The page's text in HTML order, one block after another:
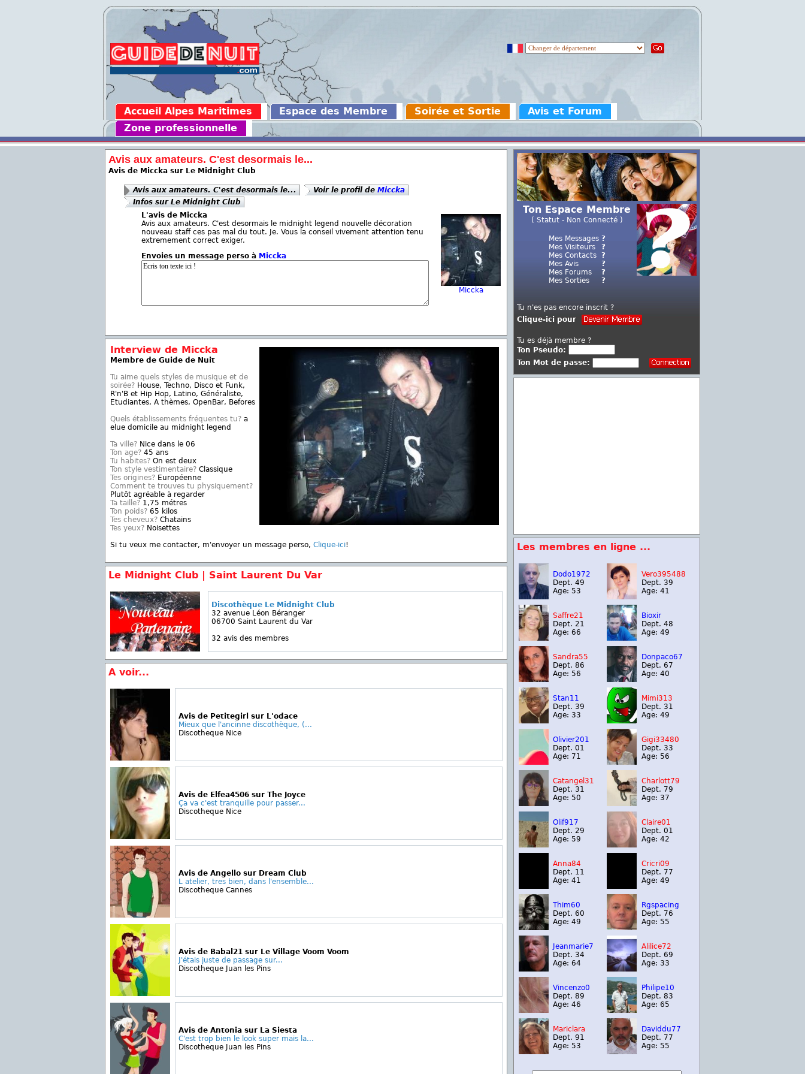
Accueil Alpes Maritimes Espace des Membre Soirée et Sortie
Avis et Forum
Zone professionnelle
Avis aux amateurs. C'est desormais le...
Avis de Miccka sur Le Midnight Club
Avis aux amateurs. C'est desormais le... Voir le profil de Miccka
Infos sur Le Midnight Club
Miccka
L'avis de Miccka
Avis aux amateurs. C'est desormais le midnight legend nouvelle décoration
nouveau staff ces pas mal du tout. Je. Vous la conseil vivement attention tenu
extremement correct exiger.
Envoies un message perso à Miccka
Interview de Miccka
Membre de Guide de Nuit
Tu aime quels styles de musique et de
soirée? House, Techno, Disco et Funk,
R'n'B et Hip Hop, Latino, Généraliste,
Etudiantes, A thèmes, OpenBar, Befores
Quels établissements fréquentes tu? a
elue domicile au midnight legend
Ta ville? Nice dans le 06
Ton age? 45 ans
Tu habites? On est deux
Ton style vestimentaire? Classique
Tes origines? Européenne
Comment te trouves tu physiquement?
Plutôt agréable à regarder
Ta taille? 1,75 métres
Ton poids? 65 kilos
Tes cheveux? Chatains
Tes yeux? Noisettes
Si tu veux me contacter, m'envoyer un message perso, Clique-ici!
Le Midnight Club | Saint Laurent Du Var
Discothèque Le Midnight Club
32 avenue Léon Béranger
06700 Saint Laurent du Var
32 avis des membres
A voir...
Avis de Petitegirl sur L'odace
Mieux que l'ancinne discothèque, (...
Discotheque Nice
Avis de Elfea4506 sur The Joyce
Ça va c'est tranquille pour passer...
Discotheque Nice
Avis de Angello sur Dream Club
L atelier, tres bien, dans l'ensemble...
Discotheque Cannes
Avis de Babal21 sur Le Village Voom Voom
J'étais juste de passage sur...
Discotheque Juan les Pins
Avis de Antonia sur La Siesta
C'est trop bien le look super mais la...
Discotheque Juan les Pins
Ton Espace Membre
( Statut - Non Connecté )
Mes Messages
Mes Visiteurs
Mes Contacts
Mes Avis
Mes Forums
Mes Sorties
?
?
?
?
?
?
Tu n'es pas encore inscrit ?
Clique-ici pour
Tu es déjà membre ?
Ton Pseudo:
Ton Mot de passe:
Les membres en ligne ...
Dodo1972
Dept. 49
Age: 53
Vero395488
Dept. 39
Age: 41
Saffre21
Dept. 21
Age: 66
Bioxir
Dept. 48
Age: 49
Sandra55
Dept. 86
Age: 56
Donpaco67
Dept. 67
Age: 40
Stan11
Dept. 39
Age: 33
Mimi313
Dept. 31
Age: 49
Olivier201
Dept. 01
Age: 71
Gigi33480
Dept. 33
Age: 56
Catangel31
Dept. 31
Age: 50
Charlott79
Dept. 79
Age: 37
Olif917
Dept. 29
Age: 59
Claire01
Dept. 01
Age: 42
Anna84
Dept. 11
Age: 41
Cricri09
Dept. 77
Age: 49
Thim60
Dept. 60
Age: 49
Rgspacing
Dept. 76
Age: 55
Jeanmarie7
Dept. 34
Age: 64
Alilice72
Dept. 69
Age: 33
Vincenzo0
Dept. 89
Age: 46
Philipe10
Dept. 83
Age: 65
Mariclara
Dept. 91
Age: 53
Daviddu77
Dept. 77
Age: 55